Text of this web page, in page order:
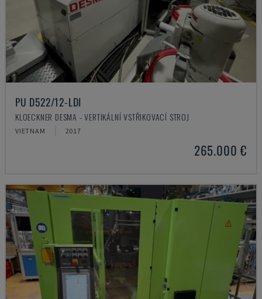
PU D522/12-LDI
KLOECKNER DESMA - VERTIKÁLNÍ VSTŘIKOVACÍ STROJ
VIETNAM 2017
265.000 €